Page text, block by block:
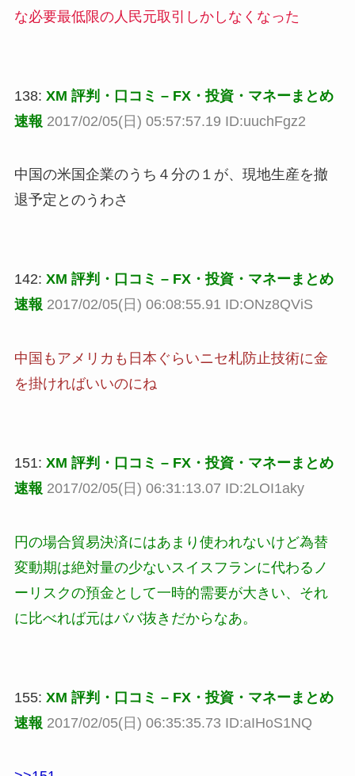
な必要最低限の人民元取引しかしなくなった
138: XM 評判・口コミ – FX・投資・マネーまとめ
速報 2017/02/05(日) 05:57:57.19 ID:uuchFgz2
中国の米国企業のうち４分の１が、現地生産を撤
退予定とのうわさ
142: XM 評判・口コミ – FX・投資・マネーまとめ
速報 2017/02/05(日) 06:08:55.91 ID:ONz8QViS
中国もアメリカも日本ぐらいニセ札防止技術に金
を掛ければいいのにね
151: XM 評判・口コミ – FX・投資・マネーまとめ
速報 2017/02/05(日) 06:31:13.07 ID:2LOI1aky
円の場合貿易決済にはあまり使われないけど為替
変動期は絶対量の少ないスイスフランに代わるノ
ーリスクの預金として一時的需要が大きい、それ
に比べれば元はババ抜きだからなあ。
155: XM 評判・口コミ – FX・投資・マネーまとめ
速報 2017/02/05(日) 06:35:35.73 ID:aIHoS1NQ